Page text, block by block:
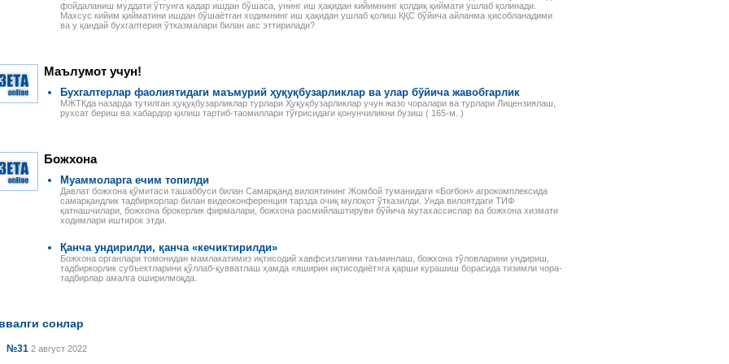
фойдаланиш муддати ўтгунга қадар ишдан бўшаса, унинг иш ҳақидан кийимнинг қолдиқ қиймати ушлаб қолинади.
Махсус кийим қийматини ишдан бўшаётган ходимнинг иш ҳақидан ушлаб қолиш ҚҚС бўйича айланма ҳисобланадими
ва у қандай бухгалтерия ўтказмалари билан акс эттирилади?
Маълумот учун!
Бухгалтерлар фаолиятидаги маъмурий ҳуқуқбузарликлар ва улар бўйича жавобгарлик
МЖТКда назарда тутилган ҳуқуқбузарликлар турлари Ҳуқуқбузарликлар учун жазо чоралари ва турлари Лицензиялаш,
рухсат бериш ва хабардор қилиш тартиб-таомиллари тўғрисидаги қонунчиликни бузиш ( 165-м. )
Божхона
Муаммоларга ечим топилди
Давлат божхона қўмитаси ташаббуси билан Самарқанд вилоятининг Жомбой туманидаги «Боғбон» агрокомплексида
самарқандлик тадбиркорлар билан видеоконференция тарзда очиқ мулоқот ўтказилди. Унда вилоятдаги ТИФ
қатнашчилари, божхона брокерлик фирмалари, божхона расмийлаштируви бўйича мутахассислар ва божхона хизмати
ходимлари иштирок этди.
Қанча ундирилди, қанча «кечиктирилди»
Божхона органлари томонидан мамлакатимиз иқтисодий хавфсизлигини таъминлаш, божхона тўловларини ундириш,
тадбиркорлик субъектларини қўллаб-қувватлаш ҳамда «яширин иқтисодиёт»га қарши курашиш борасида тизимли чора-
тадбирлар амалга оширилмоқда.
сонлар
№31 2 август 2022